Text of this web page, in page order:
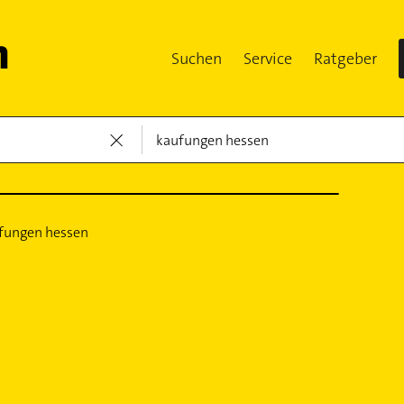
Suchen Service Ratgeber